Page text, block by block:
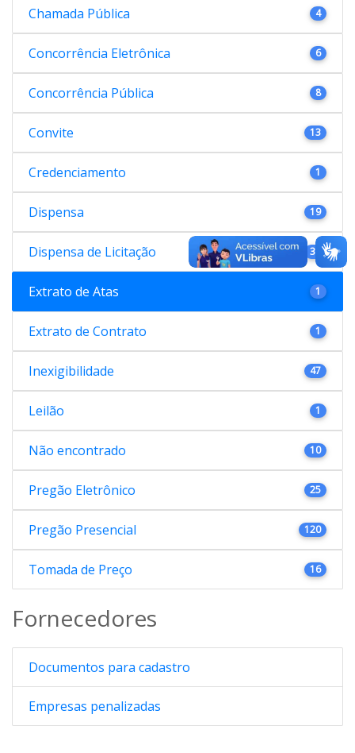
Chamada Pública 4
Concorrência Eletrônica 6
Concorrência Pública 8
Convite 13
Credenciamento 1
Dispensa 19
Dispensa de Licitação 38
Extrato de Atas 1
Extrato de Contrato 1
Inexigibilidade 47
Leilão 1
Não encontrado 10
Pregão Eletrônico 25
Pregão Presencial 120
Tomada de Preço 16
Fornecedores
Documentos para cadastro
Empresas penalizadas